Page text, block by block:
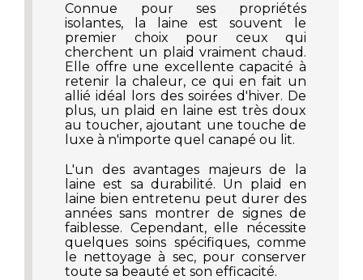
Connue pour ses propriétés
isolantes, la laine est souvent le
premier choix pour ceux qui
cherchent un plaid vraiment chaud.
Elle offre une excellente capacité à
retenir la chaleur, ce qui en fait un
allié idéal lors des soirées d'hiver. De
plus, un plaid en laine est très doux
au toucher, ajoutant une touche de
luxe à n'importe quel canapé ou lit.
L'un des avantages majeurs de la
laine est sa durabilité. Un plaid en
laine bien entretenu peut durer des
années sans montrer de signes de
faiblesse. Cependant, elle nécessite
quelques soins spécifiques, comme
le nettoyage à sec, pour conserver
toute sa beauté et son efficacité.